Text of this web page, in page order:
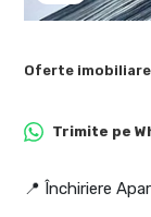
Oferte
Trimite pe
📍 Închiriere